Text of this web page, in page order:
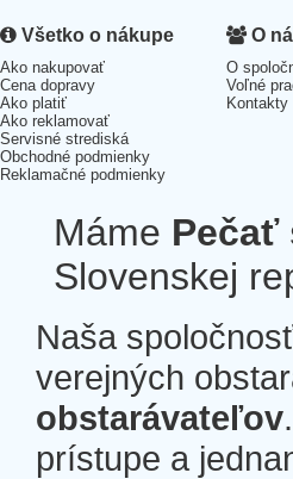
Všetko o nákupe
Ako nakupovať
Cena dopravy
Ako platiť
Ako reklamovať
Servisné strediská
Obchodné podmienky
Reklamačné podmienky
O
O
Voľné
Kontakty
Máme
Slovenskej
Naša
verejných
obstarávateľov
prístupe a